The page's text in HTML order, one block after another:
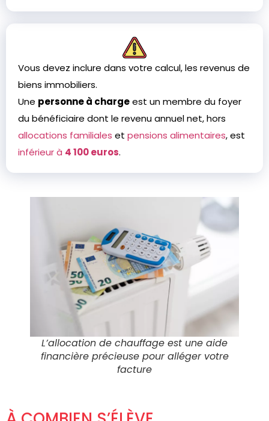
Vous devez inclure dans votre calcul, les revenus de
biens immobiliers.
Une personne à chargeest un membre du foyer
du bénéficiaire dont le revenu annuel net, hors
allocations familiales et pensions alimentaires, est
inférieur à 4 100 euros.
L’allocation de chauffage est une aide
financière précieuse pour alléger votre
facture